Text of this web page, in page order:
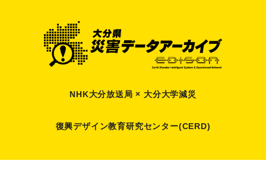
NHK大分放送局 × 大分大学減災
復興デザイン教育研究センター(CERD)